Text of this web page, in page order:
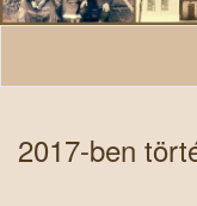
2017-ben